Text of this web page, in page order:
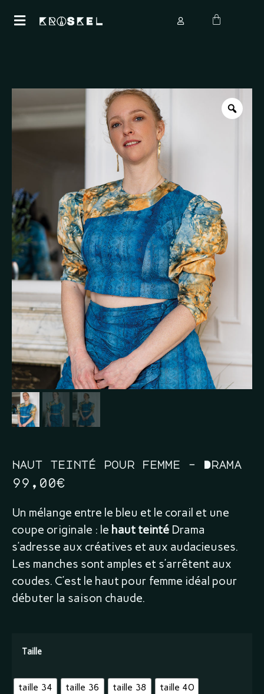
Haut teinté pour femme – Drama
99,00€
Un mélange entre le bleu et le corail et une
coupe originale : le haut teinté Drama
s’adresse aux créatives et aux audacieuses.
Les manches sont amples et s’arrêtent aux
coudes. C’est le haut pour femme idéal pour
débuter la saison chaude.
Taille
taille 34 taille 36 taille 38
taille 40